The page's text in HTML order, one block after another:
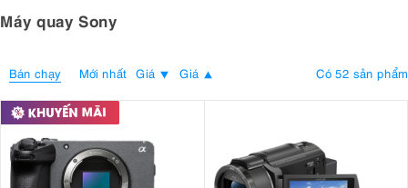
Máy quay Sony
Bán chạy Mới nhất Giá Giá Có 52 sản phẩm